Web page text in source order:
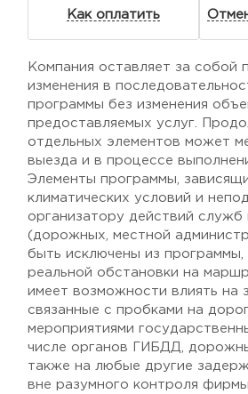
Как оплатить
Компания оставляет за собой
изменения в
программы без изменения
предоставляемых услуг.
отдельных элементов может
выезда и в процессе
Элементы программы,
климатических условий и
организатору действий служб
(дорожных, местной
быть исключены из программы,
реальной обстановки на
имеет возможности влиять на
связанные с пробками на
мероприятиями
числе органов ГИБДД,
также на любые другие
вне разумного контроля фирмы.